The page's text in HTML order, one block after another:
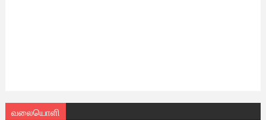
வலையொளி